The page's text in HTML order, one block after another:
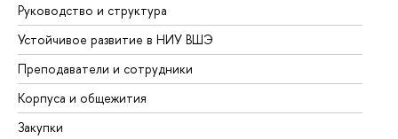
Руководство и структура
Устойчивое развитие в НИУ ВШЭ
Преподаватели и сотрудники
Корпуса и общежития
Закупки